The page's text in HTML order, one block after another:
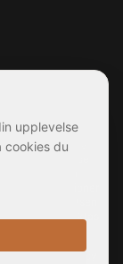
visas på denna
en oberoende
med eller
på webbplatsen
ska inte betraktas
|Integritetspolicy
upplevelse
cookies du